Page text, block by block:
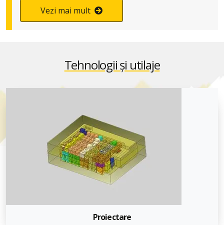
Vezi mai mult
Tehnologii și utilaje
Proiectare